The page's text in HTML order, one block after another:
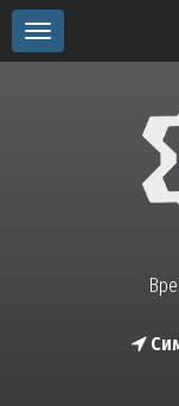
Toggle
navigation